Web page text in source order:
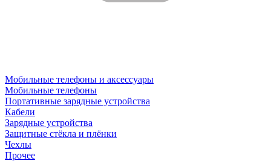
Мобильные телефоны и аксессуары
Мобильные телефоны
Портативные зарядные устройства
Кабели
Зарядные устройства
Защитные стёкла и плёнки
Чехлы
Прочее